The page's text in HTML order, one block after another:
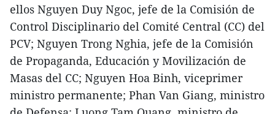
ellos Nguyen Duy Ngoc, jefe de la Comisión de
Control Disciplinario del Comité Central (CC) del
PCV; Nguyen Trong Nghia, jefe de la Comisión
de Propaganda, Educación y Movilización de
Masas del CC; Nguyen Hoa Binh, viceprimer
ministro permanente; Phan Van Giang, ministro